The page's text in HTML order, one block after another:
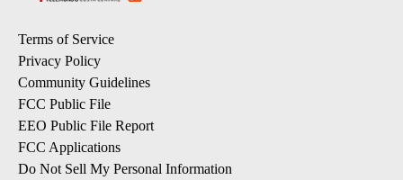
Terms of Service
Privacy Policy
Community Guidelines
FCC Public File
EEO Public File Report
FCC Applications
Do Not Sell My Personal Information